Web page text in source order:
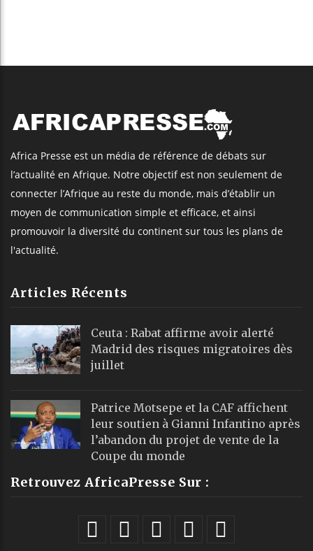
Africa Presse est un média de référence de débats sur
l’actualité en Afrique. Notre objectif est non seulement de
connecter l’Afrique au reste du monde, mais d’établir un
moyen de communication simple et efficace, et ainsi
promouvoir la diversité du continent sur tous les plans de
l'actualité.
Articles Récents
Ceuta : Rabat affirme avoir alerté
Madrid des risques migratoires dès
juillet
Patrice Motsepe et la CAF affichent
leur soutien à Gianni Infantino après
l’abandon du projet de vente de la
Coupe du monde
Retrouvez AfricaPresse Sur :